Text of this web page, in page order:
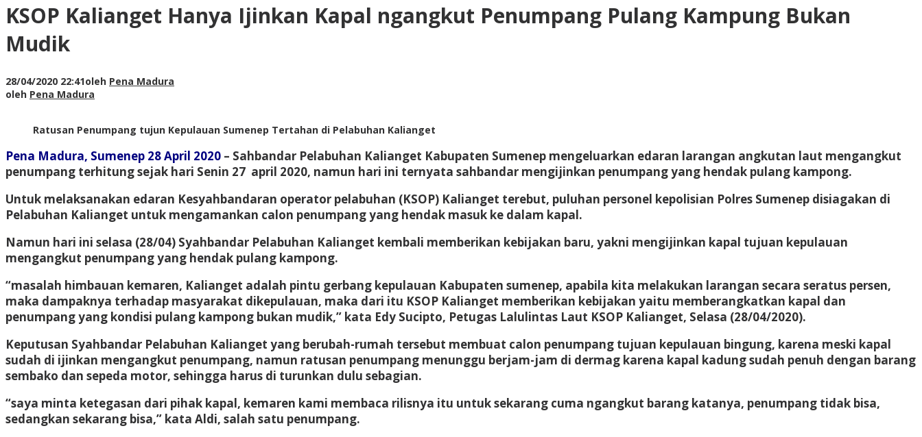
KSOP Kalianget Hanya Ijinkan Kapal ngangkut Penumpang Pulang Kampung Bukan
Mudik
28/04/2020 22:41oleh Pena Madura
oleh Pena Madura
Ratusan Penumpang tujun Kepulauan Sumenep Tertahan di Pelabuhan Kalianget
Pena Madura, Sumenep 28 April 2020 – Sahbandar Pelabuhan Kalianget Kabupaten Sumenep mengeluarkan edaran larangan angkutan laut mengangkut
penumpang terhitung sejak hari Senin 27 april 2020, namun hari ini ternyata sahbandar mengijinkan penumpang yang hendak pulang kampong.
Untuk melaksanakan edaran Kesyahbandaran operator pelabuhan (KSOP) Kalianget terebut, puluhan personel kepolisian Polres Sumenep disiagakan di
Pelabuhan Kalianget untuk mengamankan calon penumpang yang hendak masuk ke dalam kapal.
Namun hari ini selasa (28/04) Syahbandar Pelabuhan Kalianget kembali memberikan kebijakan baru, yakni mengijinkan kapal tujuan kepulauan
mengangkut penumpang yang hendak pulang kampong.
“masalah himbauan kemaren, Kalianget adalah pintu gerbang kepulauan Kabupaten sumenep, apabila kita melakukan larangan secara seratus persen,
maka dampaknya terhadap masyarakat dikepulauan, maka dari itu KSOP Kalianget memberikan kebijakan yaitu memberangkatkan kapal dan
penumpang yang kondisi pulang kampong bukan mudik,” kata Edy Sucipto, Petugas Lalulintas Laut KSOP Kalianget, Selasa (28/04/2020).
Keputusan Syahbandar Pelabuhan Kalianget yang berubah-rumah tersebut membuat calon penumpang tujuan kepulauan bingung, karena meski kapal
sudah di ijinkan mengangkut penumpang, namun ratusan penumpang menunggu berjam-jam di dermag karena kapal kadung sudah penuh dengan barang
sembako dan sepeda motor, sehingga harus di turunkan dulu sebagian.
“saya minta ketegasan dari pihak kapal, kemaren kami membaca rilisnya itu untuk sekarang cuma ngangkut barang katanya, penumpang tidak bisa,
sedangkan sekarang bisa,” kata Aldi, salah satu penumpang.